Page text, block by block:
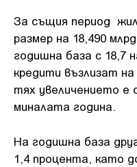
За същия период
размер на 18,490
годишна база с 18,7
кредити възлизат
тях увеличението е
миналата година.
На годишна база
1,4 процента, като